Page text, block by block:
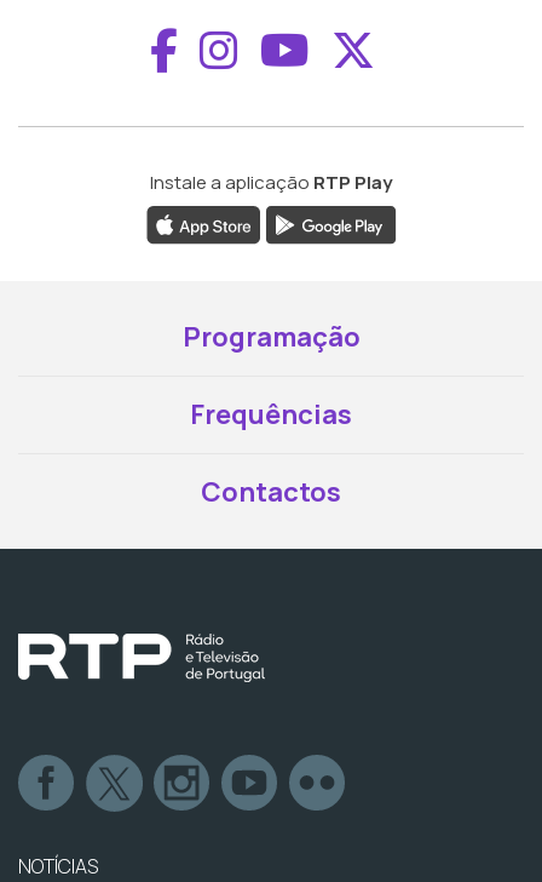
Aceder ao
Aceder ao
Aceder ao
Instale a aplicação RTP Play
Programação
Frequências
Contactos
NOTÍCIAS